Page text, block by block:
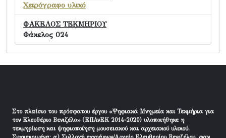
Χειρόγραφο υλικό
ΦΑΚΕΛΟΣ ΤΕΚΜΗΡΙΟΥ
Φάκελος 024
Στο πλαίσιο του πρόσφατου έργου «Ψηφιακά Μνημεία και Τεκμήρια για
τον Ελευθέριο Βενιζέλο» (ΕΠΑνΕΚ 2014-2020) υλοποιήθηκε η
τεκμηρίωση και ψηφιοποίηση μουσειακού και αρχειακού υλικού.